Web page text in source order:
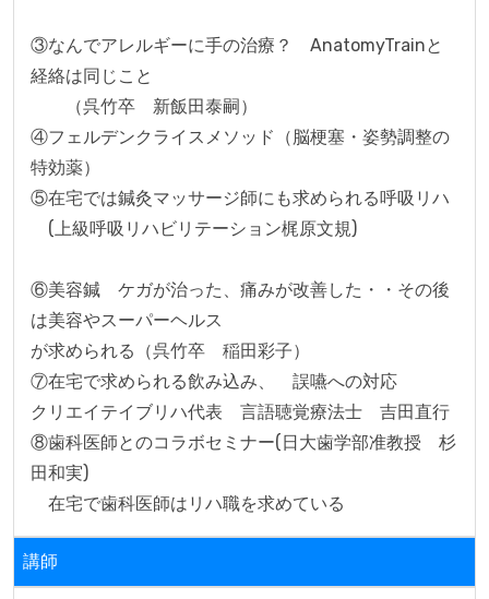
③なんでアレルギーに手の治療？　AnatomyTrainと
経絡は同じこと
（呉竹卒　新飯田泰嗣）
④フェルデンクライスメソッド（脳梗塞・姿勢調整の
特効薬）
⑤在宅では鍼灸マッサージ師にも求められる呼吸リハ
(上級呼吸リハビリテーション梶原文規)
⑥美容鍼　ケガが治った、痛みが改善した・・その後
は美容やスーパーヘルス
が求められる（呉竹卒　稲田彩子）
⑦在宅で求められる飲み込み、　誤嚥への対応
クリエイテイブリハ代表　言語聴覚療法士　吉田直行
⑧歯科医師とのコラボセミナー(日大歯学部准教授　杉
田和実)
在宅で歯科医師はリハ職を求めている
講師